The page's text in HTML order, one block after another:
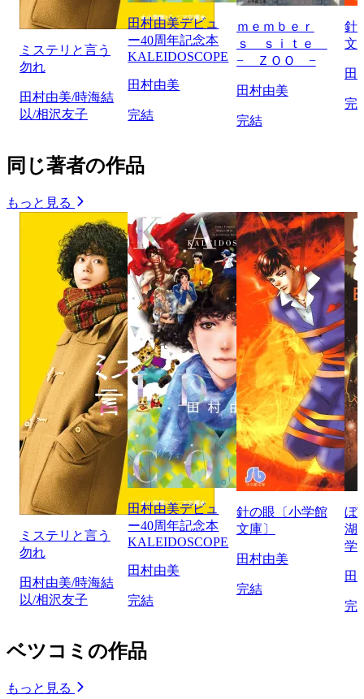
ミステリと言う
勿れ
田村由美/時海結
以/相沢友子
田村由美デビュ
ー40周年記念本
KALEIDOSCOPE
田村由美
完結
ｍｅｍｂｅｒ
ｓ ｓｉｔｅ
− ＺＯＯ −
田村由美
完結
針
文
田
完
同じ著者の作品
もっと見る
ミステリと言う
勿れ
田村由美/時海結
以/相沢友子
田村由美デビュ
ー40周年記念本
KALEIDOSCOPE
田村由美
完結
針の眼〔小学館
文庫〕
田村由美
完結
ぼ
湖
学
田
完
ベツコミの作品
もっと見る